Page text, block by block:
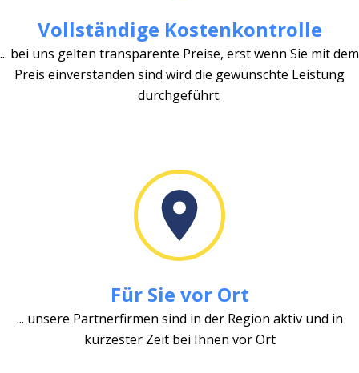
Vollständige Kostenkontrolle
... bei uns gelten transparente Preise, erst wenn Sie mit dem
Preis einverstanden sind wird die gewünschte Leistung
durchgeführt.
Für Sie vor Ort
... unsere Partnerfirmen sind in der Region aktiv und in
kürzester Zeit bei Ihnen vor Ort